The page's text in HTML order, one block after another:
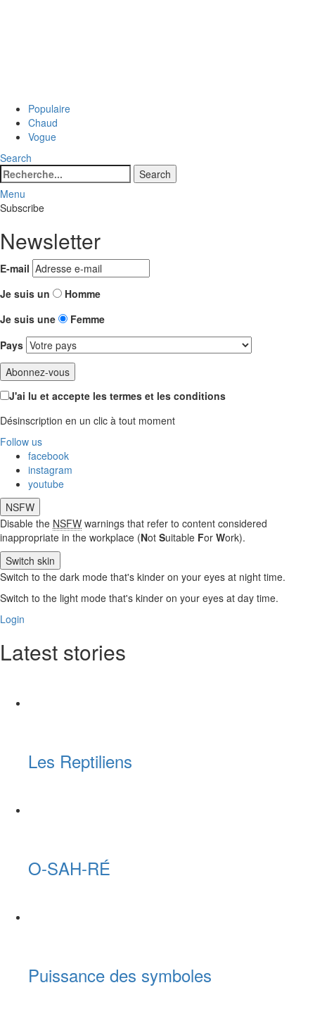
Populaire
Chaud
Vogue
Search
Search
for:
Search
Menu
Subscribe
Newsletter
E-mail
Je suis un
Homme
Je suis une
Femme
Pays
J'ai lu et accepte les termes et les conditions
Désinscription en un clic à tout moment
Follow us
facebook
instagram
youtube
NSFW
Disable the NSFW warnings that refer to content considered
inappropriate in the workplace (Not Suitable For Work).
Switch skin
Switch to the dark mode that's kinder on your eyes at night time.
Switch to the light mode that's kinder on your eyes at day time.
Login
Latest stories
Les Reptiliens
O-SAH-RÉ
Puissance des symboles